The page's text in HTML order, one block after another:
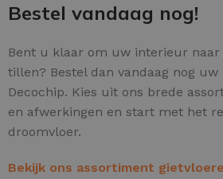
Bestel vandaag nog!
Bent u klaar om uw interieur naar
tillen? Bestel dan vandaag nog
Decochip. Kies uit ons brede
en afwerkingen en start met het
droomvloer.
Bekijk ons assortiment